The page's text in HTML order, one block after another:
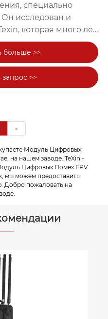
специально
Он исследован и
которая много лет
глушилки против
модулем
источником и
что позволяет
высокую
Texin. Для
наша
больше >>
>>
»
Модуль Цифровых
на нашем заводе. TeXin -
Цифровых Помех FPV
мы можем предоставить
Добро пожаловать на